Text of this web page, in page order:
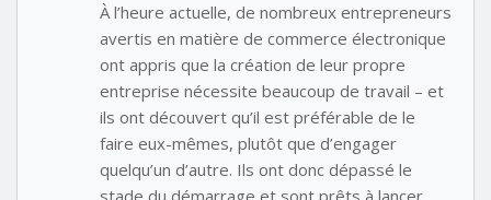
À l’heure actuelle, de nombreux entrepreneurs
avertis en matière de commerce électronique
ont appris que la création de leur propre
entreprise nécessite beaucoup de travail – et
ils ont découvert qu’il est préférable de le
faire eux-mêmes, plutôt que d’engager
quelqu’un d’autre. Ils ont donc dépassé le